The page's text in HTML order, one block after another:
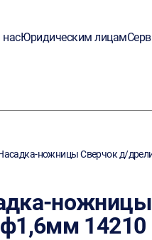
насЮридическим лицам
ножницы Сверчок д/
14210